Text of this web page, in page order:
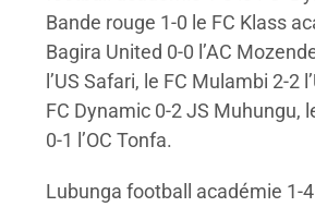
Bande rouge 1-0 le FC Klass
Bagira United 0-0 l’AC
l’US Safari, le FC Mulambi 2-2
FC Dynamic 0-2 JS Muhungu,
0-1 l’OC Tonfa.
Lubunga football académie 1-4